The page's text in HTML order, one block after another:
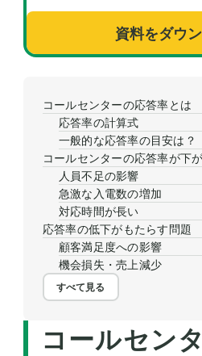
資料をダウ
コールセンターの応答率とは
応答率の計算式
一般的な応答率の目安は？
コールセンターの応答率が下
人員不足の影響
急激な入電数の増加
対応時間が長い
応答率の低下がもたらす問題
顧客満足度への影響
機会損失・売上減少
すべて見る
コールセン